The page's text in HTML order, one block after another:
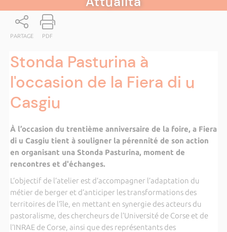
PARTAGE PDF
Stonda Pasturina à
l'occasion de la Fiera di u
Casgiu
À l’occasion du trentième anniversaire de la foire, a Fiera
di u Casgiu tient à souligner la pérennité de son action
en organisant una Stonda Pasturina, moment de
rencontres et d'échanges.
L’objectif de l’atelier est d’accompagner l’adaptation du
métier de berger et d’anticiper les transformations des
territoires de l’île, en mettant en synergie des acteurs du
pastoralisme, des chercheurs de l’Université de Corse et de
l’INRAE de Corse, ainsi que des représentants des